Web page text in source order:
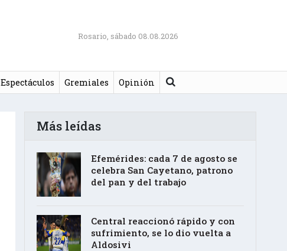
Rosario, sábado 08.08.2026
Espectáculos Gremiales Opinión Buscar
Más leídas
Efemérides: cada 7 de agosto se
celebra San Cayetano, patrono
del pan y del trabajo
Central reaccionó rápido y con
sufrimiento, se lo dio vuelta a
Aldosivi